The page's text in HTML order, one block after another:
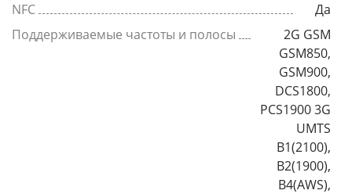
NFC
Да
Поддерживаемые частоты и полосы
2G GSM
GSM850,
GSM900,
DCS1800,
PCS1900 3G
UMTS
B1(2100),
B2(1900),
B4(AWS),